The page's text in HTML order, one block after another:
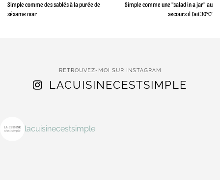
Simple comme des sablés à la purée de
sésame noir
Simple comme une "salad in a jar" au
secours il fait 30°C!
RETROUVEZ-MOI SUR INSTAGRAM
LACUISINECESTSIMPLE
lacuisinecestsimple